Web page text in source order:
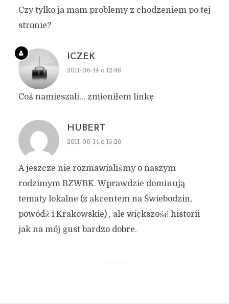
Czy tylko ja mam problemy z chodzeniem po tej
stronie?
ICZEK
2011-06-14 o 12:48
Coś namieszali… zmieniłem linkę
HUBERT
2011-06-14 o 15:26
A jeszcze nie rozmawialiśmy o naszym
rodzimym BZWBK. Wprawdzie dominują
tematy lokalne (z akcentem na Świebodzin,
powódź i Krakowskie) , ale większość historii
jak na mój gust bardzo dobre.